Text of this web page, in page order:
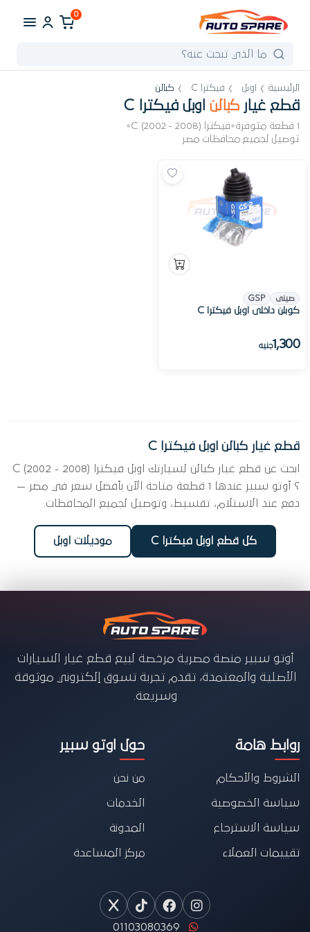
0
الرئيسية اوبل فيكترا C كبالن
قطع غيار كبالن اوبل فيكترا C
1 قطعة متوفرة •فيكترا C (2002 - 2008)
•
توصيل لجميع محافظات مصر
صينى GSP
كوبلن داخلى اوبل فيكترا C
1,300جنيه
قطع غيار كبالن اوبل فيكترا C
ابحث عن قطع غيار كبالن لسيارتك اوبل فيكترا C (2002 - 2008)
؟ أوتو سبير عندها 1 قطعة متاحة الآن بأفضل سعر في مصر —
دفع عند الاستلام، تقسيط، وتوصيل لجميع المحافظات.
كل قطع اوبل فيكترا C موديلات اوبل
أوتو سبير منصة مصرية مرخصة لبيع قطع غيار السيارات
الأصلية والمعتمدة، تقدم تجربة تسوق إلكتروني موثوقة
وسريعة.
روابط هامة
الشروط والأحكام
سياسة الخصوصية
سياسة الاسترجاع
تقييمات العملاء
حول اوتو سبير
من نحن
الخدمات
المدونة
مركز المساعدة